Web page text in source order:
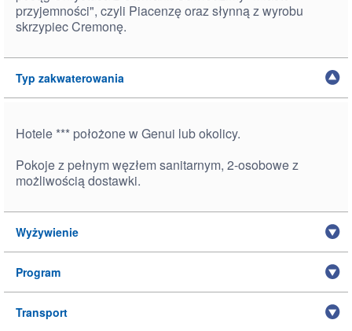
przyjemności", czyli Piacenzę oraz słynną z wyrobu
skrzypiec Cremonę.
Typ zakwaterowania
Hotele *** położone w Genui lub okolicy.
Pokoje z pełnym węzłem sanitarnym, 2-osobowe z
możliwością dostawki.
Wyżywienie
Program
Transport